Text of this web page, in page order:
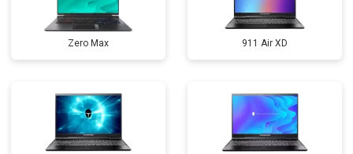
Zero Max 911 Air XD